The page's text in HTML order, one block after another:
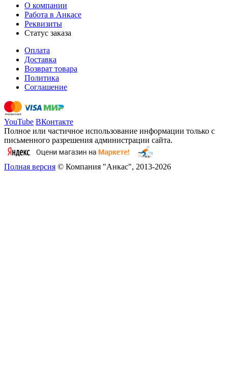
О компании
Работа в Анкасе
Реквизиты
Статус заказа
Оплата
Доставка
Возврат товара
Политика
Соглашение
YouTube ВКонтакте
Полное или частичное использование информации только с
письменного разрешения администрации сайта.
Полная версия © Компания "Анкас", 2013-2026